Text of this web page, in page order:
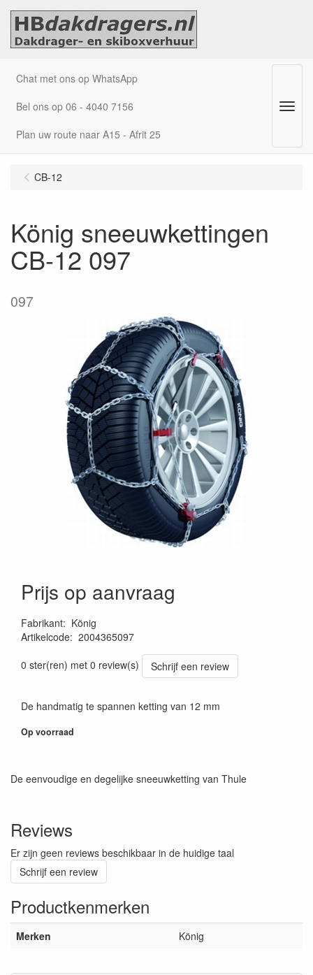
Chat met ons op WhatsApp
Bel ons op 06 - 4040 7156
Plan uw route naar A15 - Afrit 25
Menu
CB-12
König sneeuwkettingen
CB-12 097
097
Prijs op aanvraag
Fabrikant: König
Artikelcode: 2004365097
0 ster(ren) met 0 review(s)
Schrijf een review
De handmatig te spannen ketting van 12 mm
Op voorraad
De eenvoudige en degelijke sneeuwketting van Thule
Reviews
Er zijn geen reviews beschikbaar in de huidige taal
Schrijf een review
Productkenmerken
Merken König